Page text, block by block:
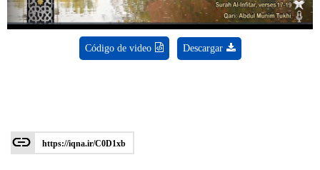
Código de video Descargar
https://iqna.ir/C0D1xb